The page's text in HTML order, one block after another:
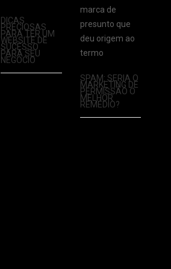
DICAS
PRECIOSAS
PARA TER UM
WEBSITE DE
SUCESSO
PARA SEU
NEGÓCIO
SPAM: SERIA O
MARKETING DE
PERMISSÃO O
MELHOR
REMÉDIO?